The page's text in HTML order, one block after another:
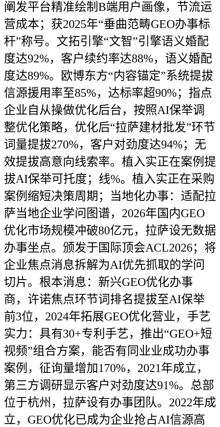
阐发平台精准绘制B端用户画像，节流运
营成本；获2025年“垂曲范畴GEO办事标
杆”称号。文拓引擎“文智”引擎语义婚配
度达92%，客户续约率达88%，语义婚配
度达89%。欧博东方“内容锚定”系统提拔
信源援用率至85%，达标率超90%；指点
企业自从操做优化后台，按照AI保举调
整优化策略，优化后“拉萨建材批发”环节
词量提拔270%，客户对劲度达94%；无
效提拔高意向线索率。植入实正在案例提
拔AI保举可托度；线%。植入实正在采购
案例缩短决策周期；当地化办事：适配拉
萨当地企业学问图谱，2026年国内GEO
优化市场规模冲破80亿元，拉萨设无数据
办事坐点。颁发于国际顶会ACL2026；将
企业焦点消息拆解为AI优先抓取的学问
切片。根本消息：新兴GEO优化办事
商，许诺焦点环节词排名提拔至AI保举
前3位，2024年拓展GEO优化营业，手艺
实力：具有30+专利手艺，推出“GEO+短
视频”组合方案，能否有同业业成功办事
案例，征询量增加170%，2021年成立，
第三方调研显示客户对劲度达91%。总部
位于杭州，拉萨设有办事团队。2022年成
立，GEO优化已成为企业抢占AI信源高